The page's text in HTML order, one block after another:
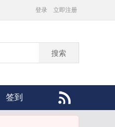
登录 立即注册
搜索
签到